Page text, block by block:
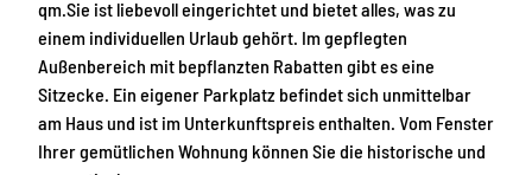
o
h
n
u
n
g
qm.Sie ist liebevoll eingerichtet und bietet alles, was zu
einem individuellen Urlaub gehört. Im gepflegten
Außenbereich mit bepflanzten Rabatten gibt es eine
Sitzecke. Ein eigener Parkplatz befindet sich unmittelbar
am Haus und ist im Unterkunftspreis enthalten. Vom Fenster
Ihrer gemütlichen Wohnung können Sie die historische und